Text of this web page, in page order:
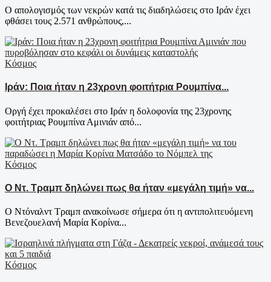
Ο απολογισμός των νεκρών κατά τις διαδηλώσεις στο Ιράν έχει
φθάσει τους 2.571 ανθρώπους,...
Κόσμος
Ιράν: Ποια ήταν η 23χρονη φοιτήτρια Ρουμπίνα...
Oργή έχει προκαλέσει στο Ιράν η δολοφονία της 23χρονης
φοιτήτριας Ρουμπίνα Αμινιάν από...
Κόσμος
Ο Ντ. Τραμπ δηλώνει πως θα ήταν «μεγάλη τιμή» να...
Ο Ντόναλντ Τραμπ ανακοίνωσε σήμερα ότι η αντιπολιτευόμενη
Βενεζουελανή Μαρία Κορίνα...
Κόσμος